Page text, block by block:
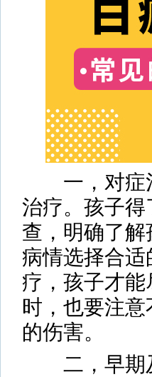
一，对症治
治疗。孩子
查，明确了
病情选择合
疗，孩子才
时，也要注
的伤害。
二，早期及